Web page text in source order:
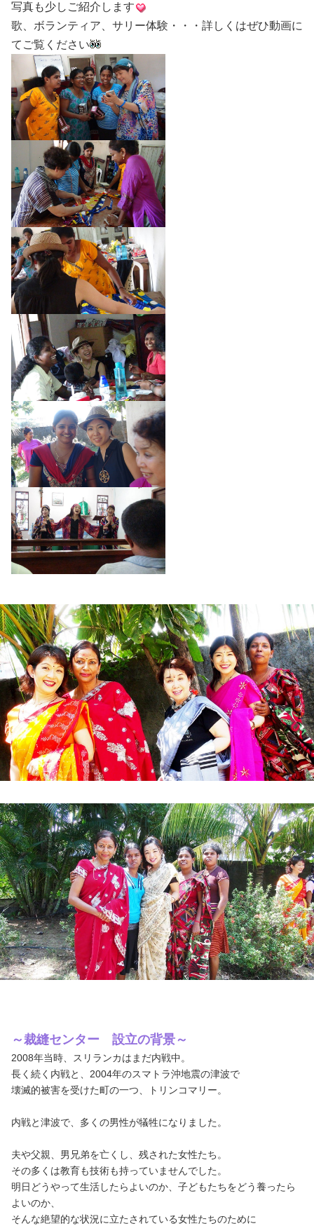
写真も少しご紹介します
歌、ボランティア、サリー体験・・・詳しくはぜひ動画に
てご覧ください
～裁縫センター 設立の背景～
2008年当時、スリランカはまだ内戦中。
長く続く内戦と、2004年のスマトラ沖地震の津波で
壊滅的被害を受けた町の一つ、トリンコマリー。
内戦と津波で、 多くの男性が犠牲になりました。
夫や父親、男兄弟を亡くし、残された女性たち。
その多くは教育も技術も持っていませんでした。
明日どうやって生活したらよいのか、 子どもたちをどう養ったら
よいのか、
そんな絶望的な状況に立たされている女性たちのために